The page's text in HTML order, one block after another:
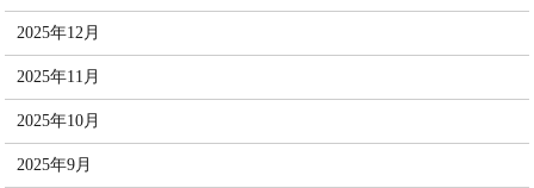
2025年12月
2025年11月
2025年10月
2025年9月